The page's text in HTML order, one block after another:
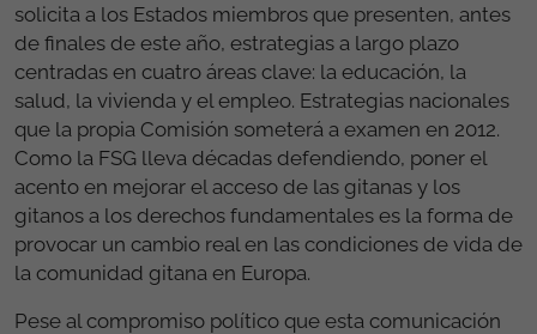
solicita a los Estados miembros que presenten, antes
de finales de este año, estrategias a largo plazo
centradas en cuatro áreas clave: la educación, la
salud, la vivienda y el empleo. Estrategias nacionales
que la propia Comisión someterá a examen en 2012.
Como la FSG lleva décadas defendiendo, poner el
acento en mejorar el acceso de las gitanas y los
gitanos a los derechos fundamentales es la forma de
provocar un cambio real en las condiciones de vida de
la comunidad gitana en Europa.
Pese al compromiso político que esta comunicación